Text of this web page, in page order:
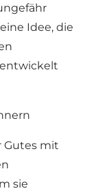
Idee, die
entwickelt
Gutes mit
sie